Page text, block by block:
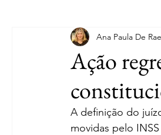
Ação
Ana Paula De
A definição do
movidas pelo